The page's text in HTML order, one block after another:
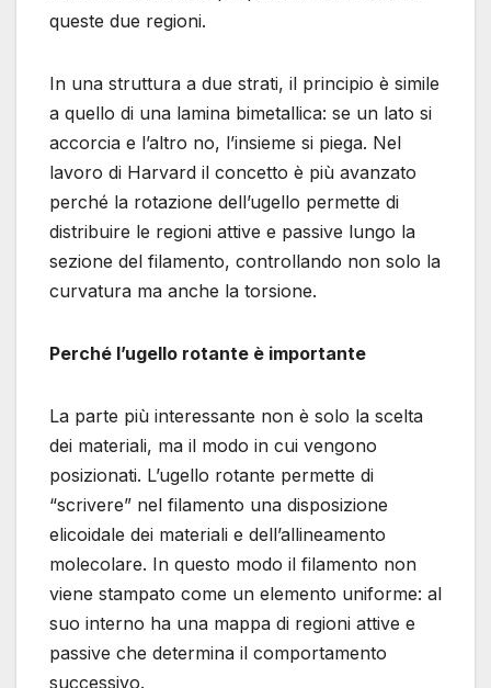
queste due regioni.
In una struttura a due strati, il principio è simile
a quello di una lamina bimetallica: se un lato si
accorcia e l’altro no, l’insieme si piega. Nel
lavoro di Harvard il concetto è più avanzato
perché la rotazione dell’ugello permette di
distribuire le regioni attive e passive lungo la
sezione del filamento, controllando non solo la
curvatura ma anche la torsione.
Perché l’ugello rotante è importante
La parte più interessante non è solo la scelta
dei materiali, ma il modo in cui vengono
posizionati. L’ugello rotante permette di
“scrivere” nel filamento una disposizione
elicoidale dei materiali e dell’allineamento
molecolare. In questo modo il filamento non
viene stampato come un elemento uniforme: al
suo interno ha una mappa di regioni attive e
passive che determina il comportamento
successivo.